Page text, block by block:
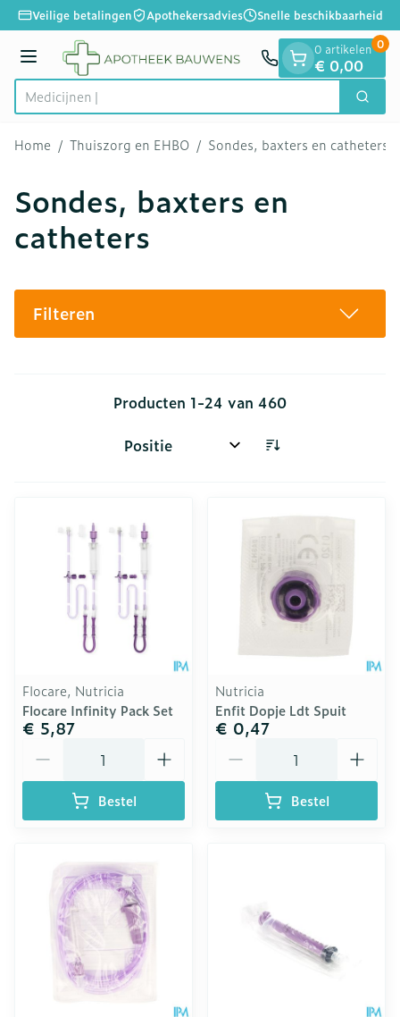
Ga naar de inhoud
1 van 1
Veilige betalingen Apothekersadvies Snelle beschikbaarheid
Menu
Product, merk, categorie...
Zoek
0 artikelen
€ 0,00
0
Home / Thuiszorg en EHBO / Sondes, baxters en catheters
Sondes, baxters en
catheters
Filteren
Producten 1-24 van 460
Sorteer op:
Flocare, Nutricia
Flocare Infinity Pack Set
€ 5,87
Bestel
Nutricia
Enfit Dopje Ldt Spuit
€ 0,47
Bestel